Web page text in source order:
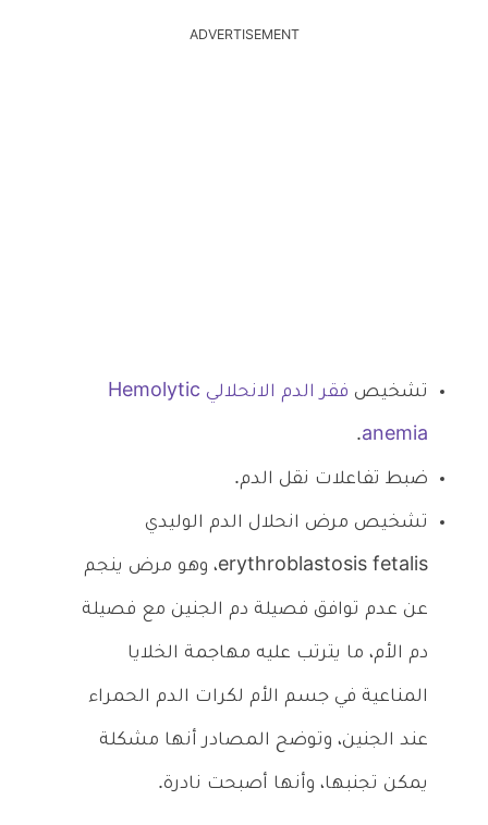
ADVERTISEMENT
تشخيص فقر الدم الانحلالي Hemolytic
anemia
.
ضبط تفاعلات نقل الدم.
تشخيص مرض انحلال الدم الوليدي
erythroblastosis fetalis، وهو مرض ينجم
عن عدم توافق فصيلة دم الجنين مع فصيلة
دم الأم، ما يترتب عليه مهاجمة الخلايا
المناعية في جسم الأم لكرات الدم الحمراء
عند الجنين، وتوضح المصادر أنها مشكلة
يمكن تجنبها، وأنها أصبحت نادرة.